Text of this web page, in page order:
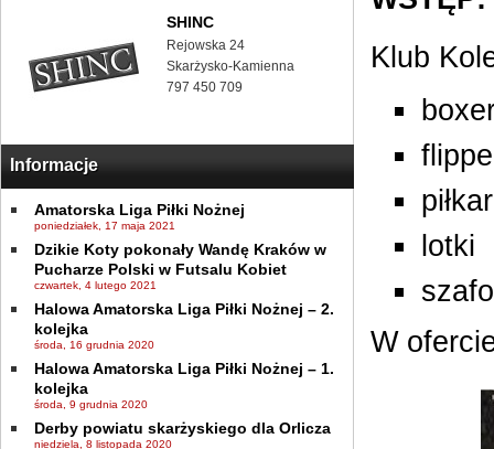
SHINC
Rejowska 24
Skarżysko-Kamienna
797 450 709
Informacje
Amatorska Liga Piłki Nożnej
poniedziałek, 17 maja 2021
Dzikie Koty pokonały Wandę Kraków w
Pucharze Polski w Futsalu Kobiet
czwartek, 4 lutego 2021
Halowa Amatorska Liga Piłki Nożnej – 2.
kolejka
środa, 16 grudnia 2020
Halowa Amatorska Liga Piłki Nożnej – 1.
kolejka
środa, 9 grudnia 2020
Derby powiatu skarżyskiego dla Orlicza
niedziela, 8 listopada 2020
Klub
lotki
W